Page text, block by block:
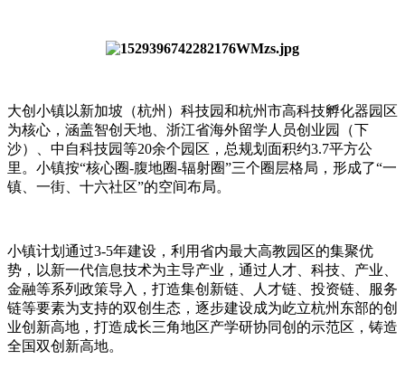
大创小镇以新加坡（杭州）科技园和杭州市高科技孵化器园区
为核心，涵盖智创天地、浙江省海外留学人员创业园（下
沙）、中自科技园等20余个园区，总规划面积约3.7平方公
里。小镇按“核心圈-腹地圈-辐射圈”三个圈层格局，形成了“一
镇、一街、十六社区”的空间布局。
小镇计划通过3-5年建设，利用省内最大高教园区的集聚优
势，以新一代信息技术为主导产业，通过人才、科技、产业、
金融等系列政策导入，打造集创新链、人才链、投资链、服务
链等要素为支持的双创生态，逐步建设成为屹立杭州东部的创
业创新高地，打造成长三角地区产学研协同创的示范区，铸造
全国双创新高地。